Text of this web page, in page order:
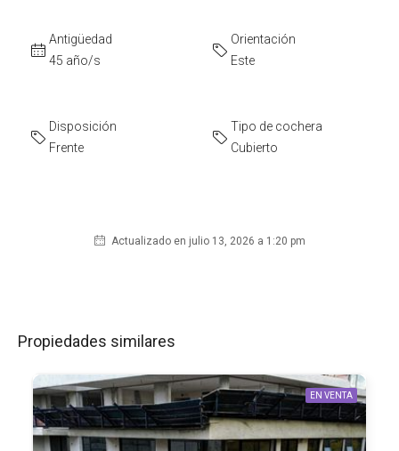
Antigüedad
45 año/s
Orientación
Este
Disposición
Frente
Tipo de cochera
Cubierto
Actualizado en julio 13, 2026 a 1:20 pm
Propiedades similares
EN VENTA